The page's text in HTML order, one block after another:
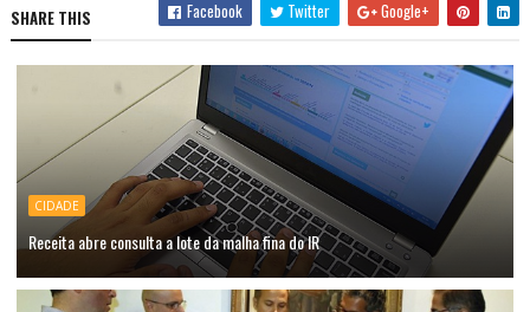
SHARE THIS Facebook Twitter Google+
CIDADE
Receita abre consulta a lote da malha fina do IR